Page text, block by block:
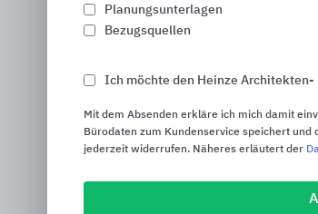
ULMA Architectural
Planungsunterlagen
Bezugsquellen
Ich möchte den Heinze
Mit dem Absenden erkläre ich mich damit
Bürodaten zum Kundenservice speichert und
jederzeit widerrufen. Näheres erläutert der